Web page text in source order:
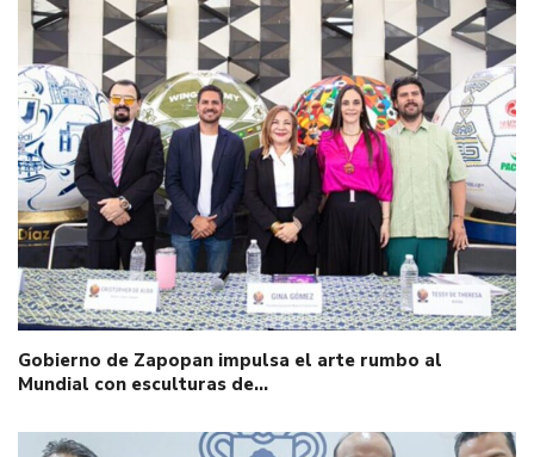
Gobierno de Zapopan impulsa el arte rumbo al
Mundial con esculturas de…